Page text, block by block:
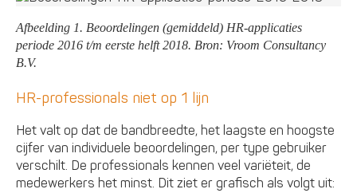
Afbeelding 1. Beoordelingen (gemiddeld) HR-applicaties
periode 2016 t/m eerste helft 2018. Bron: Vroom Consultancy
B.V.
HR-professionals niet op 1 lijn
Het valt op dat de bandbreedte, het laagste en hoogste
cijfer van individuele beoordelingen, per type gebruiker
verschilt. De professionals kennen veel variëteit, de
medewerkers het minst. Dit ziet er grafisch als volgt uit: